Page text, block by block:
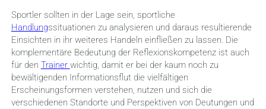
Sportler sollten in der Lage sein, sportliche
Handlungssituationen zu analysieren und daraus resultierende
Einsichten in ihr weiteres Handeln einfließen zu lassen. Die
komplementäre Bedeutung der Reflexionskompetenz ist auch
für den Trainer wichtig, damit er bei der kaum noch zu
bewältigenden Informationsflut die vielfältigen
Erscheinungsformen verstehen, nutzen und sich die
verschiedenen Standorte und Perspektiven von Deutungen und